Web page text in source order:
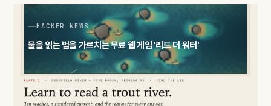
HACKER NEWS
물을 읽는 법을 가르치는 무료 웹 게임 '리드 더 워터'
어제 · 45 READS